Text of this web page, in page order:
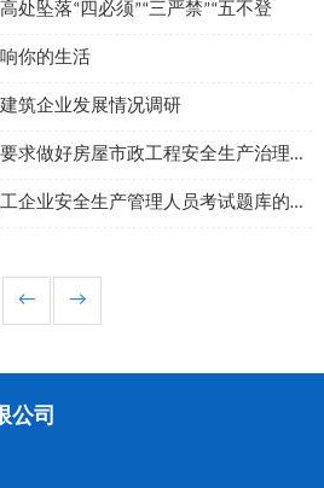
处坠落“四必须”“三严禁”“五不登
你的生活
筑企业发展情况调研
住房和城乡建设部通知要求做好房屋市政工程安全生产治理行动
关于发布陕西省建筑施工企业安全生产管理人员考试题库的公告
← →
公司